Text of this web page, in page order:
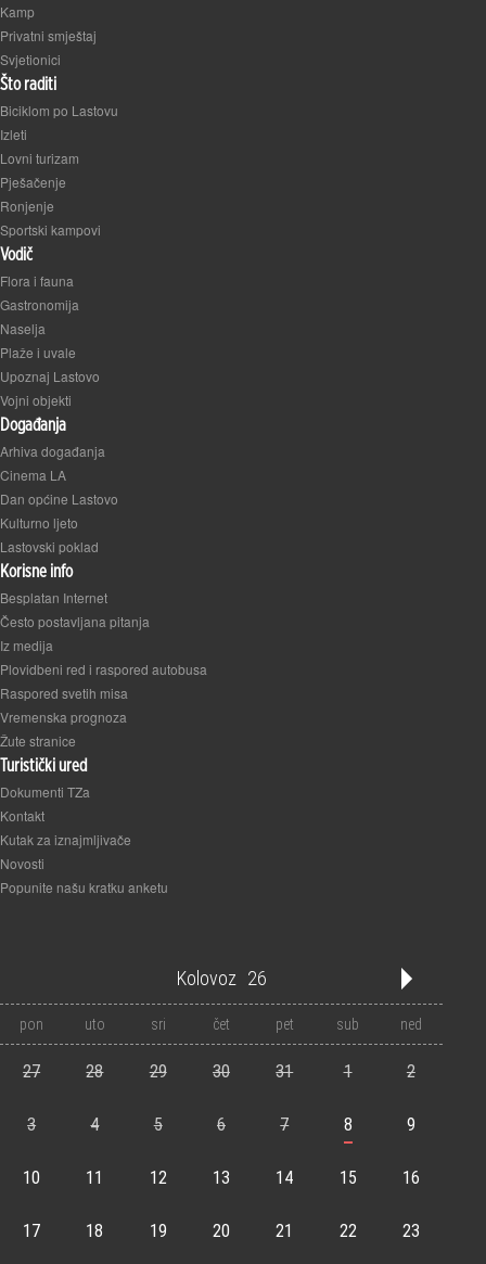
Kamp
Privatni smještaj
Svjetionici
Što raditi
Biciklom po Lastovu
Izleti
Lovni turizam
Pješačenje
Ronjenje
Sportski kampovi
Vodič
Flora i fauna
Gastronomija
Naselja
Plaže i uvale
Upoznaj Lastovo
Vojni objekti
Događanja
Arhiva događanja
Cinema LA
Dan općine Lastovo
Kulturno ljeto
Lastovski poklad
Korisne info
Besplatan Internet
Često postavljana pitanja
Iz medija
Plovidbeni red i raspored autobusa
Raspored svetih misa
Vremenska prognoza
Žute stranice
Turistički ured
Dokumenti TZa
Kontakt
Kutak za iznajmljivače
Novosti
Popunite našu kratku anketu
Kolovoz 26
1 3 5 8 10 12
'21 '23 '24 '26 '28 '29 '31
pon uto sri čet pet sub ned
27 28 29 30 31 1 2
3 4 5 6 7 8 9
10 11 12 13 14 15 16
17 18 19 20 21 22 23